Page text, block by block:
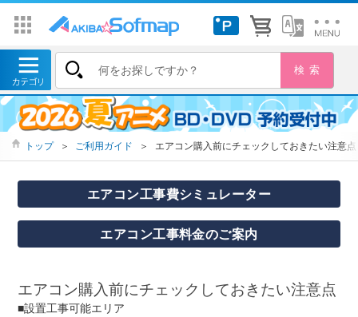
トップ ＞ ご利用ガイド ＞ エアコン購入前にチェックしておきたい注意点
エアコン工事費シミュレーター
エアコン工事料金のご案内
エアコン購入前にチェックしておきたい注意点
■設置工事可能エリア